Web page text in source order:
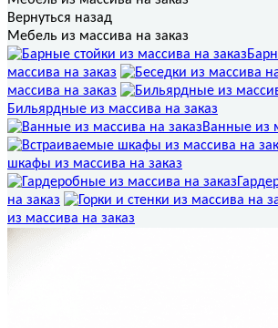
Вернуться назад
Мебель из массива на заказ
массива на заказ
массива на заказ
Бильярдные из массива на заказ
Ванные из
шкафы из массива на заказ
на заказ
из массива на заказ